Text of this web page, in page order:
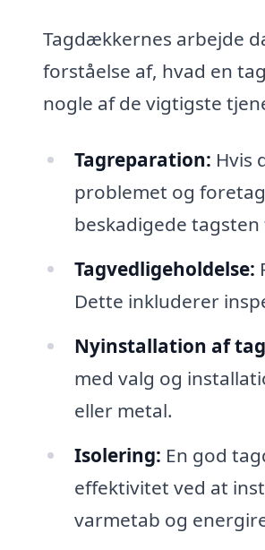
Tagdækkernes arbejde
forståelse af, hvad en
nogle af de vigtigste
Tagreparation: Hvis
problemet og
beskadigede
Tagvedligeholdelse:
Dette inkluderer
Nyinstallation af
med valg og
eller metal.
Isolering: En god
effektivitet ved at
varmetab og